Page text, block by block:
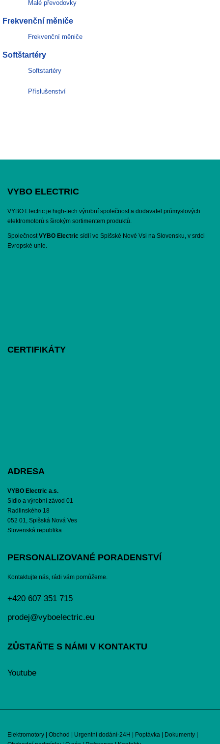
Malé převodovky
Frekvenční měniče
Frekvenční měniče
Softštartéry
Softstartéry
Příslušenství
VYBO ELECTRIC
VYBO Electric je high-tech výrobní společnost a dodavatel průmyslových
elektromotorů s širokým sortimentem produktů.
SpolečnostVYBO Electric sídlí ve Spišské Nové Vsi na Slovensku, v srdci
Evropské unie.
CERTIFIKÁTY
ADRESA
VYBO Electric a.s.
Sídlo a výrobní závod 01
Radlinského 18
052 01, Spišská Nová Ves
Slovenská republika
PERSONALIZOVANÉ PORADENSTVÍ
Kontaktujte nás, rádi vám pomůžeme.
+420 607 351 715
prodej@vyboelectric.eu
ZŮSTAŇTE S NÁMI V KONTAKTU
Youtube
Elektromotory Obchod Urgentní dodání-24H Poptávka Dokumenty